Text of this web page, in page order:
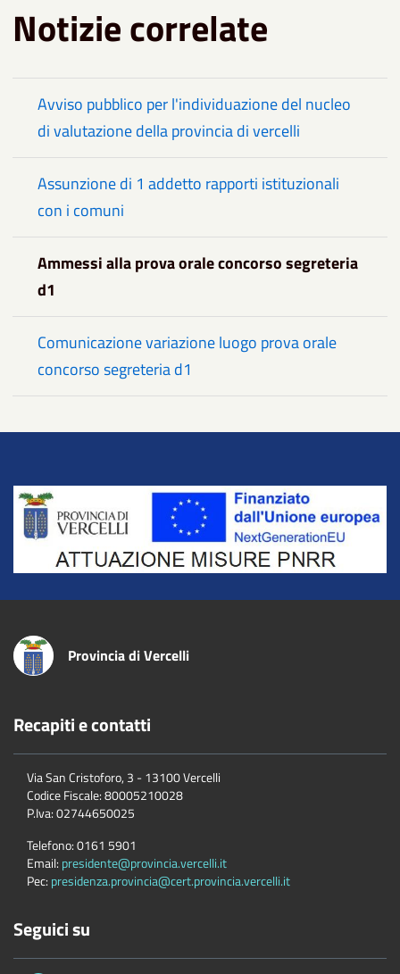
Notizie correlate
Avviso pubblico per l'individuazione del nucleo
di valutazione della provincia di vercelli
Assunzione di 1 addetto rapporti istituzionali
con i comuni
Ammessi alla prova orale concorso segreteria
d1
Comunicazione variazione luogo prova orale
concorso segreteria d1
Title
Provincia di Vercelli
Recapiti e contatti
Via San Cristoforo, 3 - 13100 Vercelli
Codice Fiscale:80005210028
P.Iva:02744650025
Telefono:0161 5901
Email: presidente@provincia.vercelli.it
Pec: presidenza.provincia@cert.provincia.vercelli.it
Seguici su